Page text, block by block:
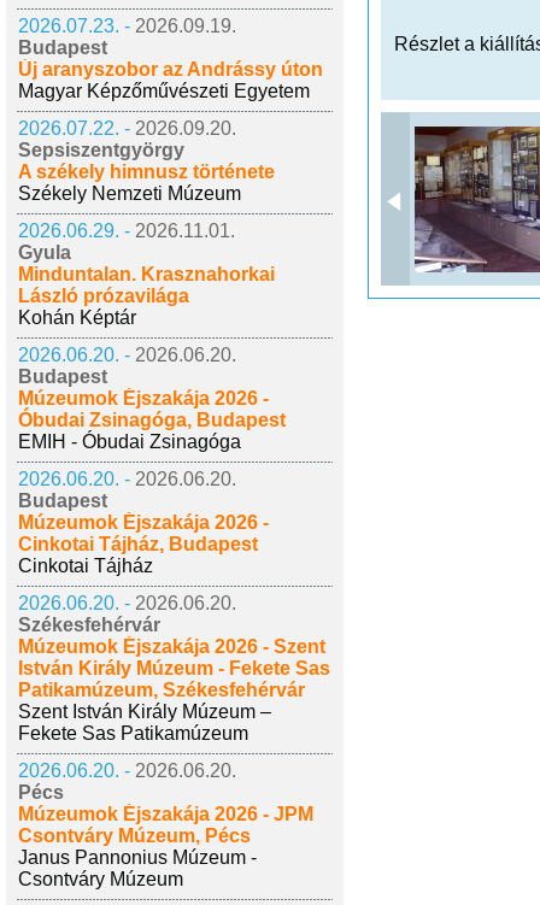
2026.07.23. - 2026.09.19.
Budapest
Új aranyszobor az Andrássy úton
Magyar Képzőművészeti Egyetem
2026.07.22. - 2026.09.20.
Sepsiszentgyörgy
A székely himnusz története
Székely Nemzeti Múzeum
2026.06.29. - 2026.11.01.
Gyula
Minduntalan. Krasznahorkai
László prózavilága
Kohán Képtár
2026.06.20. - 2026.06.20.
Budapest
Múzeumok Éjszakája 2026 -
Óbudai Zsinagóga, Budapest
EMIH - Óbudai Zsinagóga
2026.06.20. - 2026.06.20.
Budapest
Múzeumok Éjszakája 2026 -
Cinkotai Tájház, Budapest
Cinkotai Tájház
2026.06.20. - 2026.06.20.
Székesfehérvár
Múzeumok Éjszakája 2026 - Szent
István Király Múzeum - Fekete Sas
Patikamúzeum, Székesfehérvár
Szent István Király Múzeum –
Fekete Sas Patikamúzeum
2026.06.20. - 2026.06.20.
Pécs
Múzeumok Éjszakája 2026 - JPM
Csontváry Múzeum, Pécs
Janus Pannonius Múzeum -
Csontváry Múzeum
Részlet a